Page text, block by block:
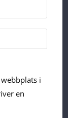
i
en